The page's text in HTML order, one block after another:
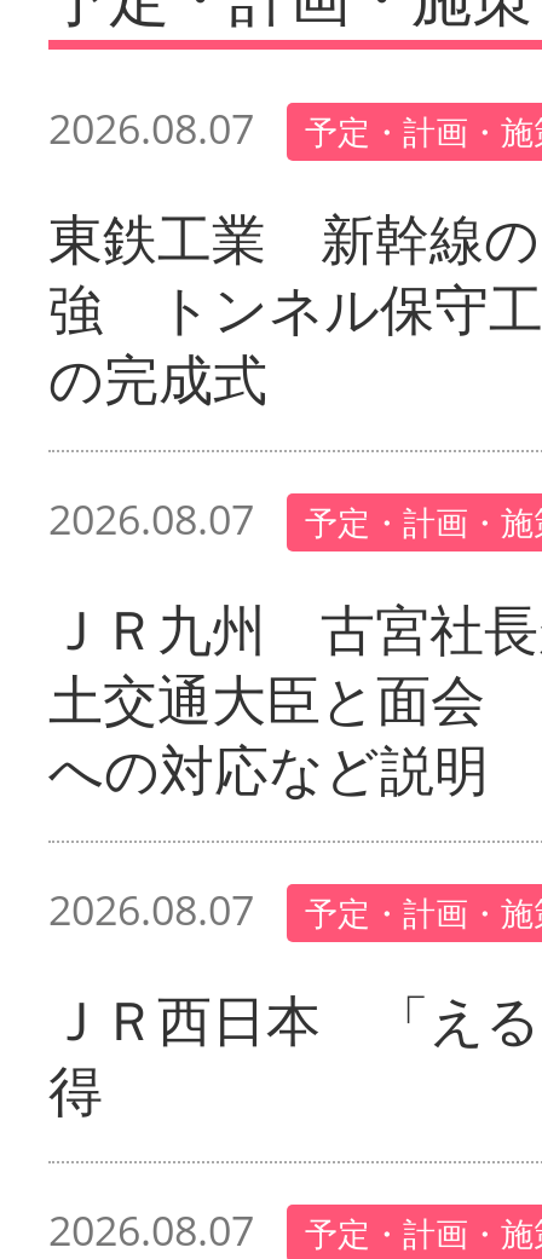
2026.08.07 予定・計画・
東鉄工業 新幹線
強 トンネル保守
の完成式
2026.08.07 予定・計画・
ＪＲ九州 古宮社
土交通大臣と面会
への対応など説明
2026.08.07 予定・計画・
ＪＲ西日本 「え
得
2026.08.07 予定・計画・